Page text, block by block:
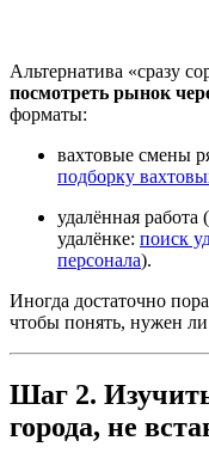
Альтернатива «сразу
посмотреть рынок
форматы:
вахтовые смены
подборку
удалённая
удалёнке: поиск
персонала).
Иногда достаточно
чтобы понять, нужен ли
Шаг 2.
города, не